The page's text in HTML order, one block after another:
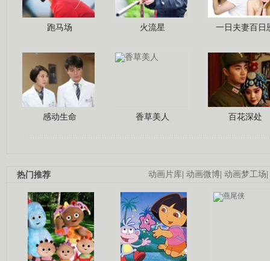
跑马场 火流星 一日夫妻百日
感动生命 香草美人 百花深处
动画片库 动画微博 动画梦工场
热门推荐